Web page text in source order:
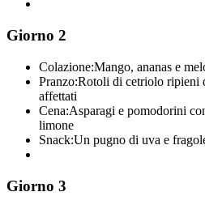
Giorno 2
Colazione:Mango, ananas e
Pranzo:Rotoli di cetriolo ripieni
affettati
Cena:Asparagi e pomodorini
limone
Snack:Un pugno di uva e
Giorno 3